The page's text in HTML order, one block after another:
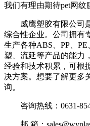
我们有理由期待pet网纹
威鹰塑胶有限公司是
综合性企业。公司拥有
生产各种ABS、PP、
塑、流延等产品的能力
经验和技术积累，可根
决方案。想要了解更多
询。
咨询热线：0631-
邮 箱：